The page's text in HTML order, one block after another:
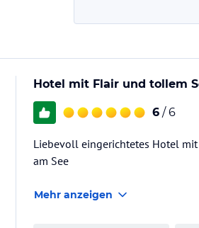
Hotel mit Flair und tollem
6 / 6
Liebevoll eingerichtetes Hotel
am See
Mehr anzeigen